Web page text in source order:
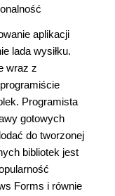
aplikacji
lada wysiłku.
wraz z
Programista
gotowych
do tworzonej
bibliotek jest
Forms i równie